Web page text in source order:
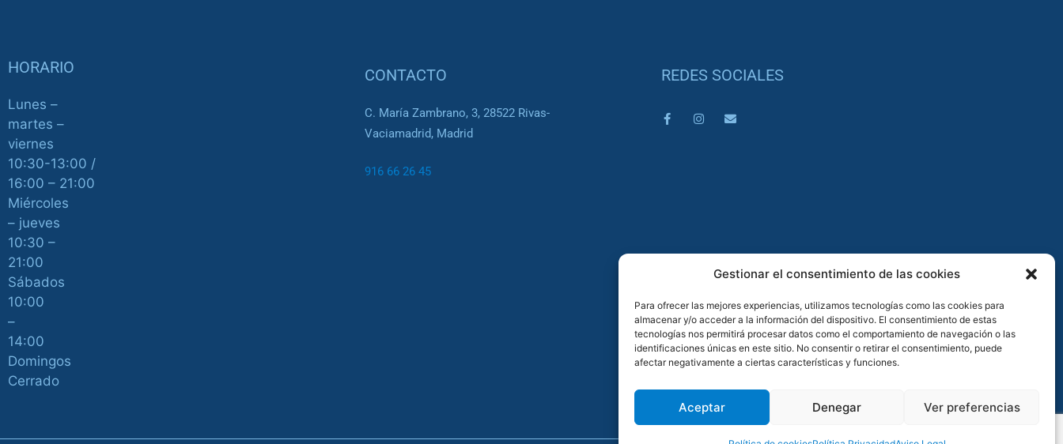
Gestionar el consentimiento de las cookies
Para ofrecer las mejores experiencias, utilizamos tecnologías como las cookies para
almacenar y/o acceder a la información del dispositivo. El consentimiento de estas
tecnologías nos permitirá procesar datos como el comportamiento de navegación o las
identificaciones únicas en este sitio. No consentir o retirar el consentimiento, puede
afectar negativamente a ciertas características y funciones.
Aceptar Denegar Ver preferencias
HORARIO
Lunes –
martes –
viernes
10:30-13:00 /
16:00 – 21:00
Miércoles
– jueves
10:30 –
21:00
Sábados
10:00
–
14:00
Domingos
Cerrado
CONTACTO
C. María Zambrano, 3, 28522 Rivas-
Vaciamadrid, Madrid
916 66 26 45
REDES SOCIALES